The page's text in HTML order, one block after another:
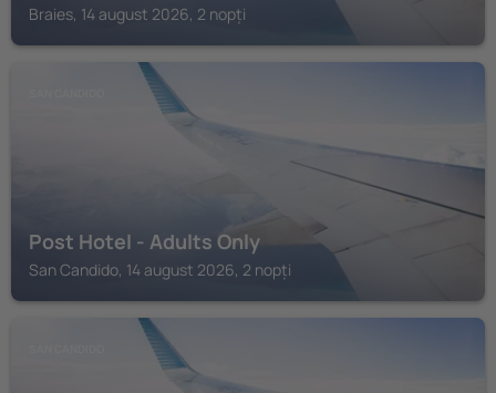
Braies, 14 august 2026, 2 nopți
Post Hotel - Adults Only
San Candido, 14 august 2026, 2 nopți